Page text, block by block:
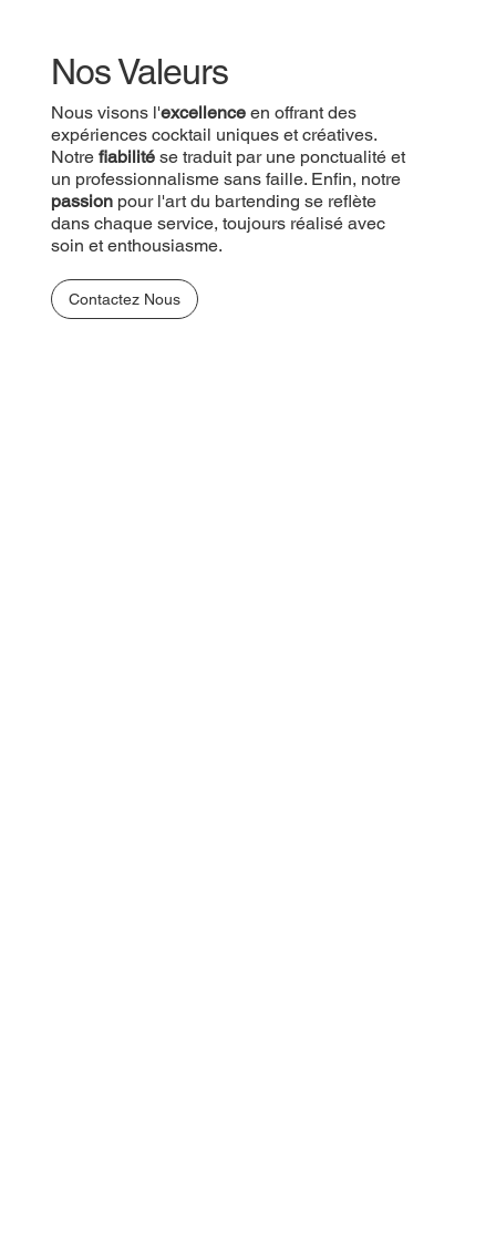
Nos Valeurs
Nous visons l'excellenceen offrant des
expériences cocktail uniques et créatives.
Notre fiabilité se traduit par une ponctualité et
un professionnalisme sans faille. Enfin, notre
passionpour l'art du bartending se reflète
dans chaque service, toujours réalisé avec
soin et enthousiasme.
Contactez Nous